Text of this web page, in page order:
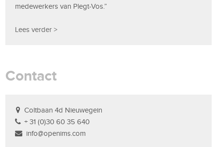
medewerkers van Plegt-Vos.”
Lees verder >
Contact
Coltbaan 4d Nieuwegein
+ 31 (0)30 60 35 640
info@openims.com